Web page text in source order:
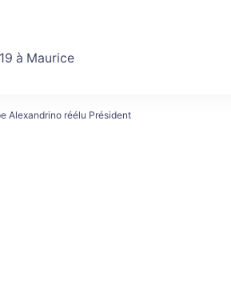
à Maurice
Alexandrino réélu Président